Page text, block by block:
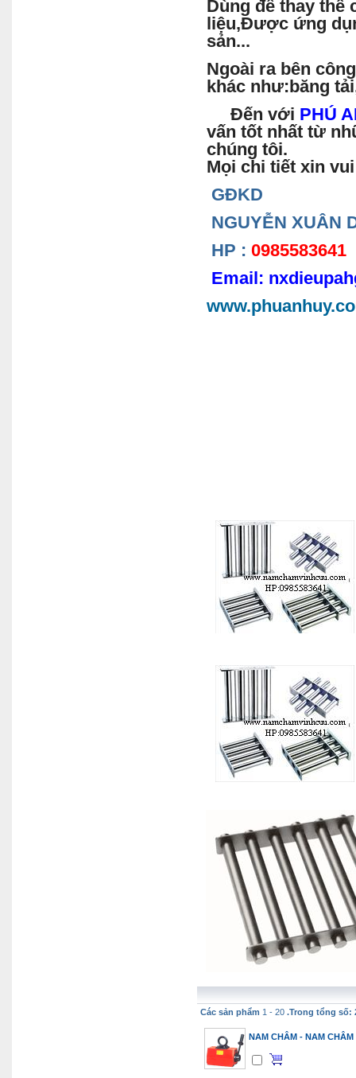
Dùng để thay
liệu,Được ứng
sản...
Ngoài ra bên
khác như:băng
Đến với PHÚ
vấn tốt nhất từ
chúng tôi.
Mọi chi tiết xin
GĐKD
NGUYỄN XUÂN
HP : 0985583641
Email:
Các sản phẩm 1 - 20 .Trong tổng số:
NAM CHÂM - NAM